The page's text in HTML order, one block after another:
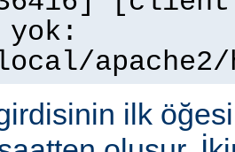
yok:
ilk öğesi